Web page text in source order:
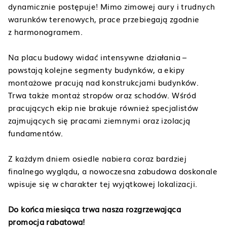
dynamicznie postępuje! Mimo zimowej aury i trudnych
warunków terenowych, prace przebiegają zgodnie
z harmonogramem.
Na placu budowy widać intensywne działania –
powstają kolejne segmenty budynków, a ekipy
montażowe pracują nad konstrukcjami budynków.
Trwa także montaż stropów oraz schodów. Wśród
pracujących ekip nie brakuje również specjalistów
zajmujących się pracami ziemnymi oraz izolacją
fundamentów.
Z każdym dniem osiedle nabiera coraz bardziej
finalnego wyglądu, a nowoczesna zabudowa doskonale
wpisuje się w charakter tej wyjątkowej lokalizacji.
Do końca miesiąca trwa nasza rozgrzewająca
promocja rabatowa!